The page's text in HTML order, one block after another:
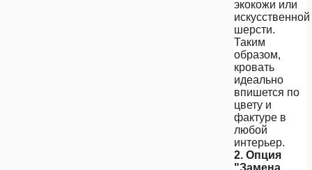
экокожи или
искусственной
шерсти.
Таким
образом,
кровать
идеально
впишется по
цвету и
фактуре в
любой
интерьер.
2. Опция
"Замена